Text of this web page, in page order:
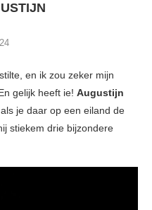
en ik zou zeker mijn
gelijk heeft ie! Augustijn
je daar op een eiland de
stiekem drie bijzondere